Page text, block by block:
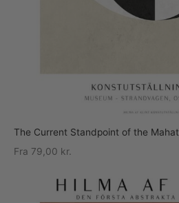
The Current Standpoint of the
Fra 79,00 kr.